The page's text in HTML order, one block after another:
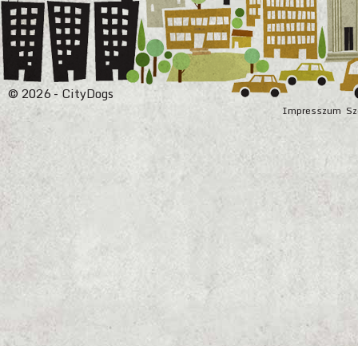
Impresszum
© 2026 - CityDogs